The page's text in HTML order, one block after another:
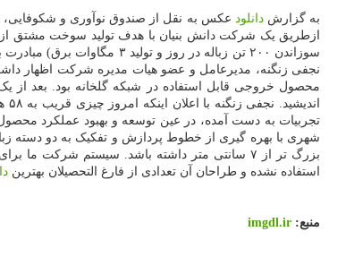
به گزارشدانلود
ازطریق یک شرکت دانش بنیان با هدف تولید سوخت مشتق از
سوزاندن ۲۰۰ تن زباله
محصول خروجی قابل استفاده در شبکه گلخانه بود. بعد از
تجربیات به دست آمده، در عین توسعه و بهبود عملکرد
شهری با بهره گیری از خطوط پردازش و تفکیک به دو دسته
بزرگ تر از ۷ سانتی متر داشته باشد. سیستم
استفاده نشده و طراحان آن تعدادی از فارغ التحصیلان بهترین
منبع: imgdl.ir